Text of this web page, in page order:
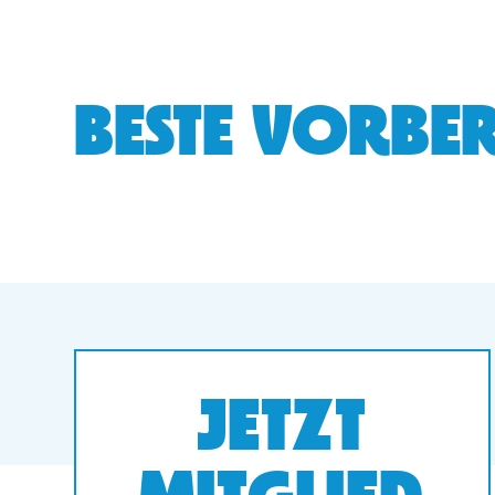
BESTE
JETZT